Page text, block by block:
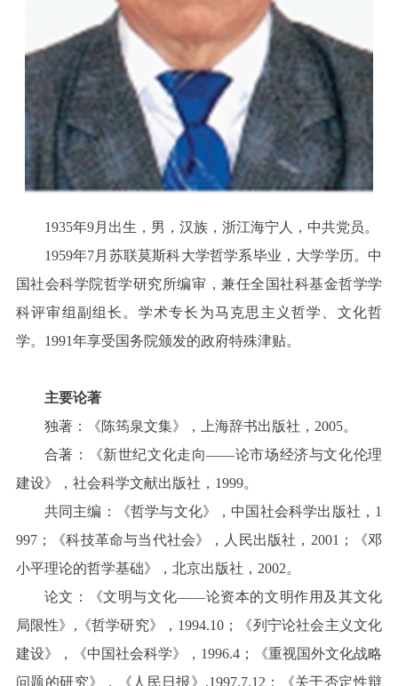
1935年9月出生，男，汉族，浙江海宁人，中共党员。
1959年7月苏联莫斯科大学哲学系毕业，大学学历。中
国社会科学院哲学研究所编审，兼任全国社科基金哲学学
科评审组副组长。学术专长为马克思主义哲学、文化哲
学。1991年享受国务院颁发的政府特殊津贴。
主要论著
独著：《陈筠泉文集》，上海辞书出版社， 2005。
合著：《新世纪文化走向——论市场经济与文化伦理
建设》，社会科学文献出版社，1999。
共同主编 ：
《哲学与文化》，中国社会科学出版社，1
997；《科技革命与当代社会》，人民出版社，2001 ；
《邓
小平理论的哲学基础》，北京出版社，2002。
论文 ：
《文明与文化——论资本的文明作用及其文化
局限性》,《哲学研究》，1994.10 ；
《列宁论社会主义文化
建设》，《中国社会科学》，1996.4 ；
《重视国外文化战略
问题的研究》，《人民日报》,1997.7.12 ； 《关于否定性辩